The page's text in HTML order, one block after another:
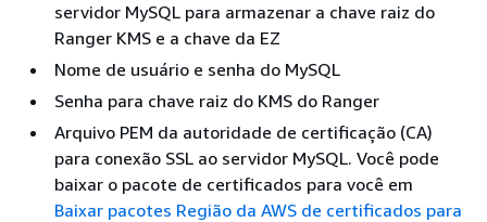
servidor MySQL para armazenar a chave raiz do
Ranger KMS e a chave da EZ
Nome de usuário e senha do MySQL
Senha para chave raiz do KMS do Ranger
Arquivo PEM da autoridade de certificação (CA)
para conexão SSL ao servidor MySQL. Você pode
baixar o pacote de certificados para você em
Baixar pacotes Região da AWS de certificados para